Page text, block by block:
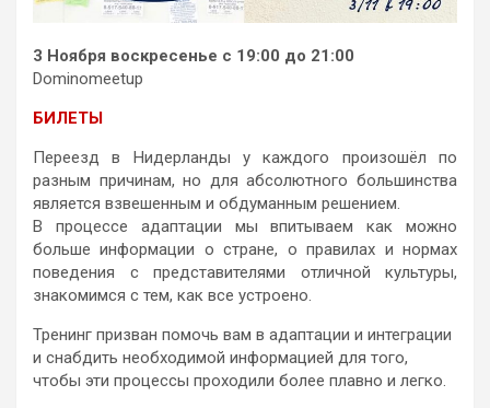
3 Ноября воскресенье с 19:00 до 21:00
Dominomeetup
БИЛЕТЫ
Переезд в Нидерланды у каждого произошёл по
разным причинам, но для абсолютного большинства
является взвешенным и обдуманным решением.
В процессе адаптации мы впитываем как можно
больше информации о стране, о правилах и нормах
поведения с представителями отличной культуры,
знакомимся с тем, как все устроено.
Тренинг призван помочь вам в адаптации и интеграции
и снабдить необходимой информацией для того,
чтобы эти процессы проходили более плавно и легко.